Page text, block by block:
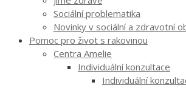
Sociální problematika
Novinky v sociální a zdravotní
Pomoc pro život s rakovinou
Centra Amelie
Individuální konzultace
Individuální